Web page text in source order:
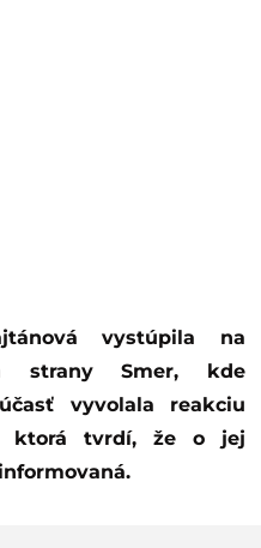
strany Smer, kde
vyvolala reakciu
ktorá tvrdí, že o jej